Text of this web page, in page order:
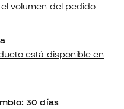
volumen del pedido
está disponible en
30 días